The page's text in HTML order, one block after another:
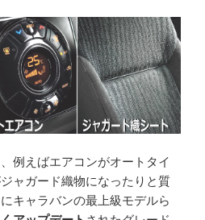
例えばエアコンがオートタイ
ャガード織物になったりと質
キャラバンの最上級モデルら